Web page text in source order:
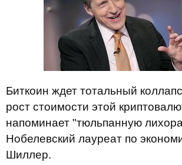
Биткоин ждет тотальный
рост стоимости этой
напоминает "тюльпанную
Нобелевский лауреат по
Шиллер.